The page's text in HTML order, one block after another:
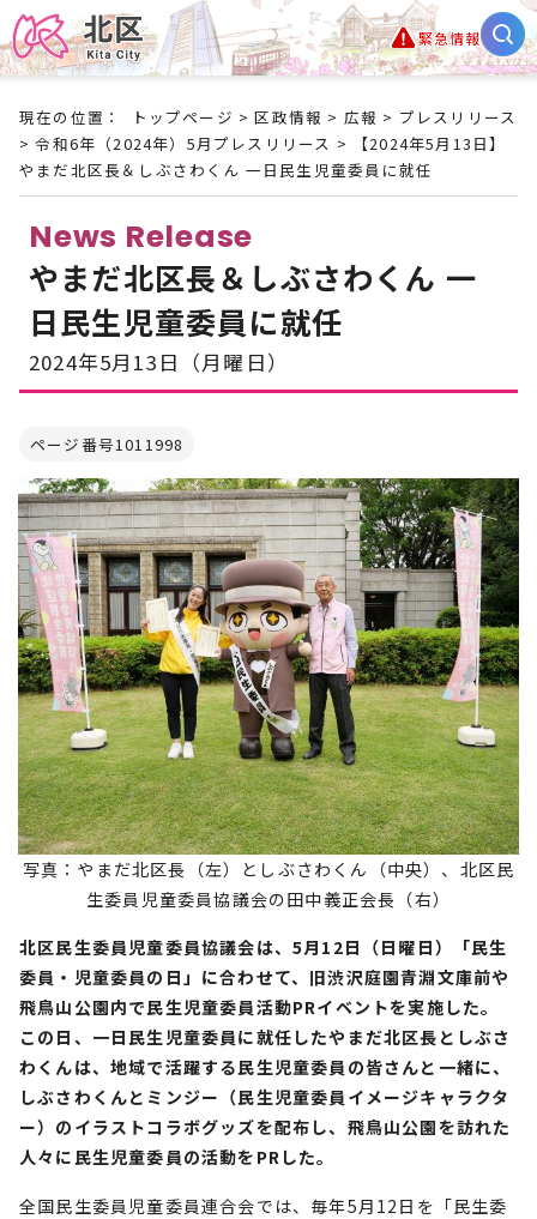
緊急情報
現在の位置： トップページ >区政情報 > 広報 > プレスリリース
>令和6年（2024年）5月プレスリリース > 【2024年5月13日】
やまだ北区長＆しぶさわくん 一日民生児童委員に就任
News Release
やまだ北区長＆しぶさわくん 一
日民生児童委員に就任
2024年5月13日（月曜日）
ページ番号1011998
写真：やまだ北区長（左）としぶさわくん（中央）、北区民
生委員児童委員協議会の田中義正会長（右）
北区民生委員児童委員協議会は、5月12日（日曜日）「民生
委員・児童委員の日」に合わせて、旧渋沢庭園青淵文庫前や
飛鳥山公園内で民生児童委員活動PRイベントを実施した。
この日、一日民生児童委員に就任したやまだ北区長としぶさ
わくんは、地域で活躍する民生児童委員の皆さんと一緒に、
しぶさわくんとミンジー（民生児童委員イメージキャラクタ
ー）のイラストコラボグッズを配布し、飛鳥山公園を訪れた
人々に民生児童委員の活動をPRした。
全国民生委員児童委員連合会では、毎年5月12日を「民生委